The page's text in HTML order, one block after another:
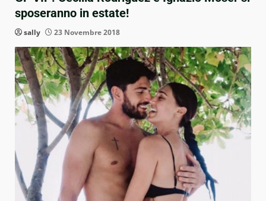
sposeranno in estate!
sally 23 Novembre 2018